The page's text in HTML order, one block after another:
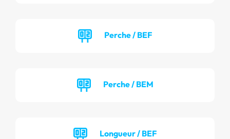
Perche / BEF
Perche / BEM
Longueur / BEF